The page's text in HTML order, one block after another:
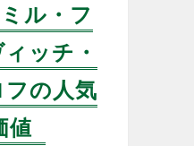
ル・フ
ッチ・
の人気
値